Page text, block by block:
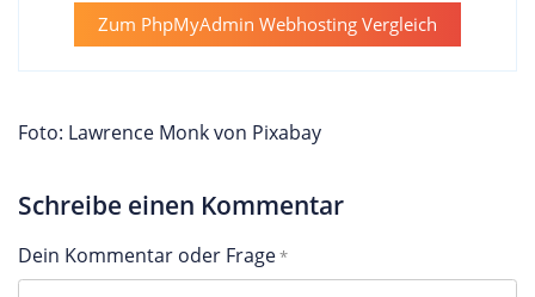
Zum PhpMyAdmin Webhosting Vergleich
Foto: Lawrence Monk von Pixabay
Schreibe einen Kommentar
Dein Kommentar oder Frage